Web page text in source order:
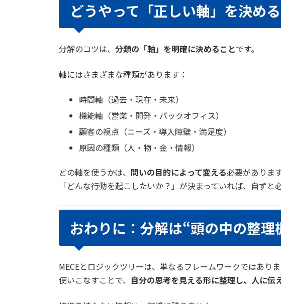
どうやって「正しい軸」を決め
分解のコツは、 分類の「軸」を明確に決めることです。
軸にはさまざまな種類があります：
時間軸（過去・現在・未来）
機能軸（営業・開発・バックオフィス）
顧客の視点（ニーズ・導入障壁・満足度）
原因の種類（人・物・金・情報）
どの軸を使うかは、 問いの目的によって変える必要があります
「どんな行動を起こしたいか？」が決まっていれば、自ずと
おわりに：分解は“頭の中の整理
MECEとロジックツリーは、単なるフレームワークではありま
使いこなすことで、 自分の思考を見える形に整理し、人に伝